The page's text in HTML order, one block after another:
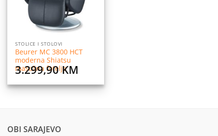
STOLICE I STOLOVI
Beurer MC 3800 HCT
moderna Shiatsu
masažna fotelja
3.299,90KM
OBI SARAJEVO